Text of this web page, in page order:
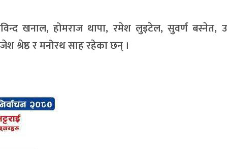
खनाल, होमराज थापा, रमेश लुइटेल, सुवर्ण
श्रेष्ठ र मनोरथ साह रहेका छन् ।